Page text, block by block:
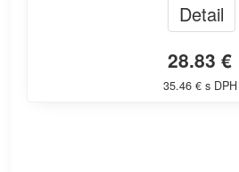
Detail
28.83 €
35.46 € s DPH